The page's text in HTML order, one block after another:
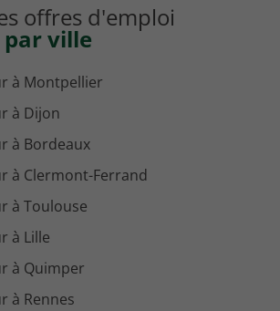
offres d'emploi
ville
à Montpellier
à Dijon
à Bordeaux
à Clermont-Ferrand
à Toulouse
à Lille
à Quimper
à Rennes